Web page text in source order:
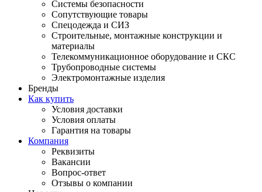
Системы безопасности
Сопутствующие товары
Спецодежда и СИЗ
Строительные, монтажные конструкции и
материалы
Телекоммуникационное оборудование и СКС
Трубопроводные системы
Электромонтажные изделия
Бренды
Как купить
Условия доставки
Условия оплаты
Гарантия на товары
Компания
Реквизиты
Вакансии
Вопрос-ответ
Отзывы о компании